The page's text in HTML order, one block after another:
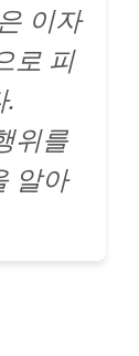
이자
로 피
위를
알아